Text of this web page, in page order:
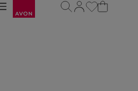
Otevřít navigační menu
Otevřít navigační menu
Otevřít stránku
Otevřít vyhledávání